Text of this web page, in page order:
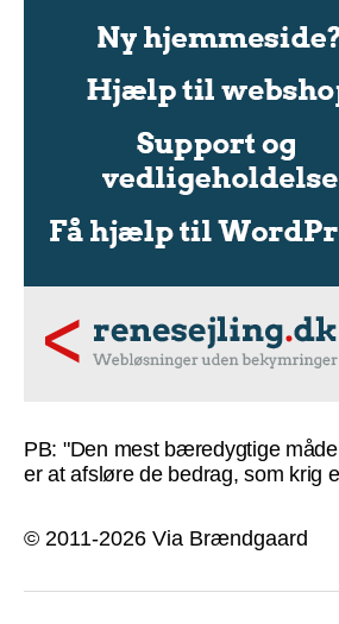
PB: "Den mest bæredygtige
er at afsløre de bedrag, som krig
© 2011-2026 Via Brændgaard